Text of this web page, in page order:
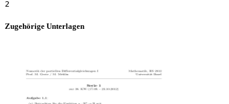
Zugehörige Unterlagen